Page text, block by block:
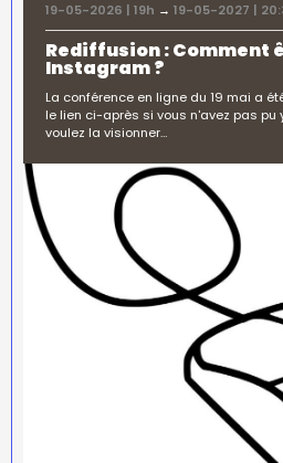
19-05-2026 | 19h → 19-05-2027 |
Rediffusion : Comment
Instagram ?
La conférence en ligne du 19 mai a
le lien ci-après si vous n'avez pas pu
voulez la visionner…